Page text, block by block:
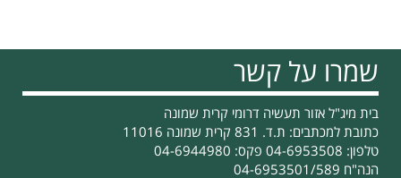
שמרו על קשר
בית מיג"ל אזור תעשיה דרומי קרית שמונה
כתובת למכתבים: ת.ד. 831 קרית שמונה 11016
טלפון: 04-6953508 פקס: 04-6944980
הנה"ח 04-6953501/589